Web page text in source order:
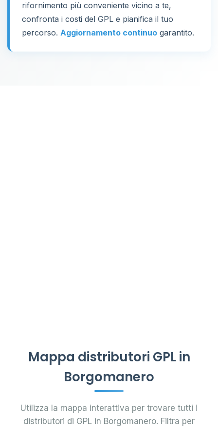
rifornimento più conveniente vicino a te,
confronta i costi del GPL e pianifica il tuo
percorso. Aggiornamento continuo garantito.
Mappa distributori GPL in
Borgomanero
Utilizza la mappa interattiva per trovare tutti i
distributori di GPL in Borgomanero. Filtra per